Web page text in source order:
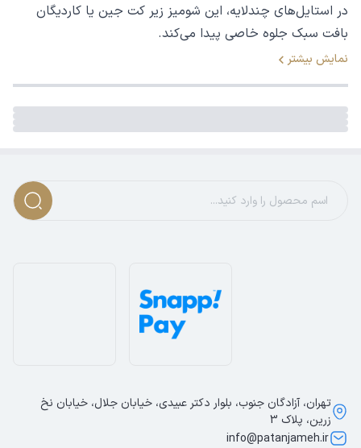
در استایل‌های چندلایه، این شومیز زیر کت جین یا کاردیگان
بافت سبک جلوه خاصی پیدا می‌کند.
نمایش بیشتر
تهران، آزادگان جنوب، بلوار دکتر عبیدی، خیابان جلال، خیابان نخ
زرین، پلاک 3
info@patanjameh.ir